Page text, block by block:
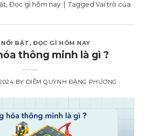
,Đọc gì hôm nay TaggedVai trò của
BẬT ,ĐỌC GÌ HÔM NAY
thông minh là gì ?
BY DIỄM QUỲNH ĐẶNG PHƯƠNG